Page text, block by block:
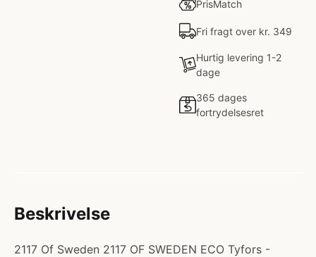
PrisMatch
Fri fragt over kr. 349
Hurtig levering 1-2
dage
365 dages
fortrydelsesret
Beskrivelse
2117 Of Sweden 2117 OF SWEDEN ECO Tyfors -